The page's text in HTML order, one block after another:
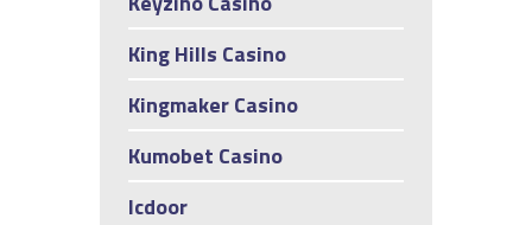
King Hills Casino
Kingmaker Casino
Kumobet Casino
lcdoor